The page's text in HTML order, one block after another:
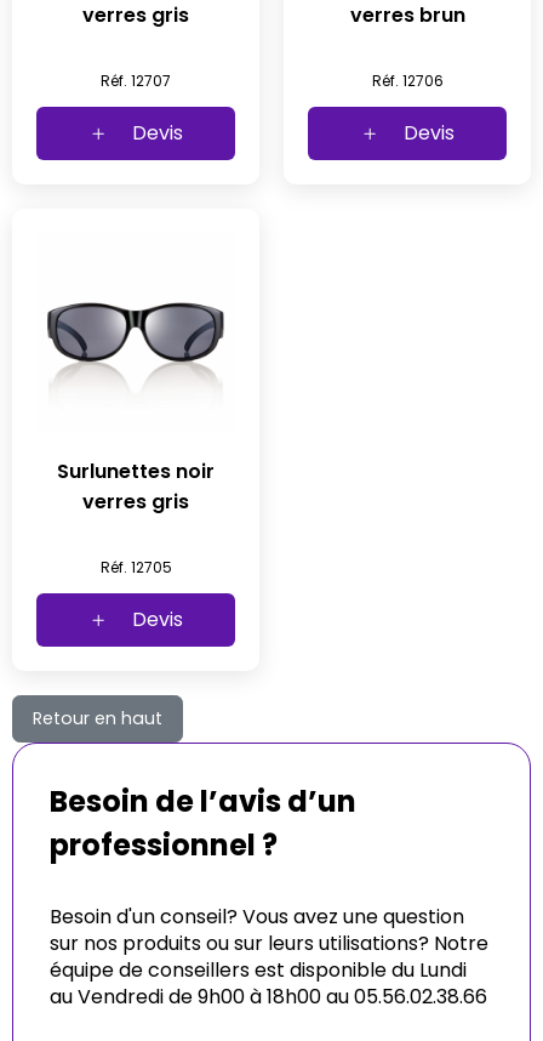
verres gris
Réf. 12707
Devis
verres brun
Réf. 12706
Devis
Surlunettes noir
verres gris
Réf. 12705
Devis
Retour en haut
Besoin de l’avis d’un
professionnel ?
Besoin d'un conseil? Vous avez une question
sur nos produits ou sur leurs utilisations? Notre
équipe de conseillers est disponible du Lundi
au Vendredi de 9h00 à 18h00 au 05.56.02.38.66